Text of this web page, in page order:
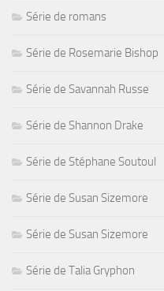
Série de romans
Série de Rosemarie Bishop
Série de Savannah Russe
Série de Shannon Drake
Série de Stéphane Soutoul
Série de Susan Sizemore
Série de Susan Sizemore
Série de Talia Gryphon